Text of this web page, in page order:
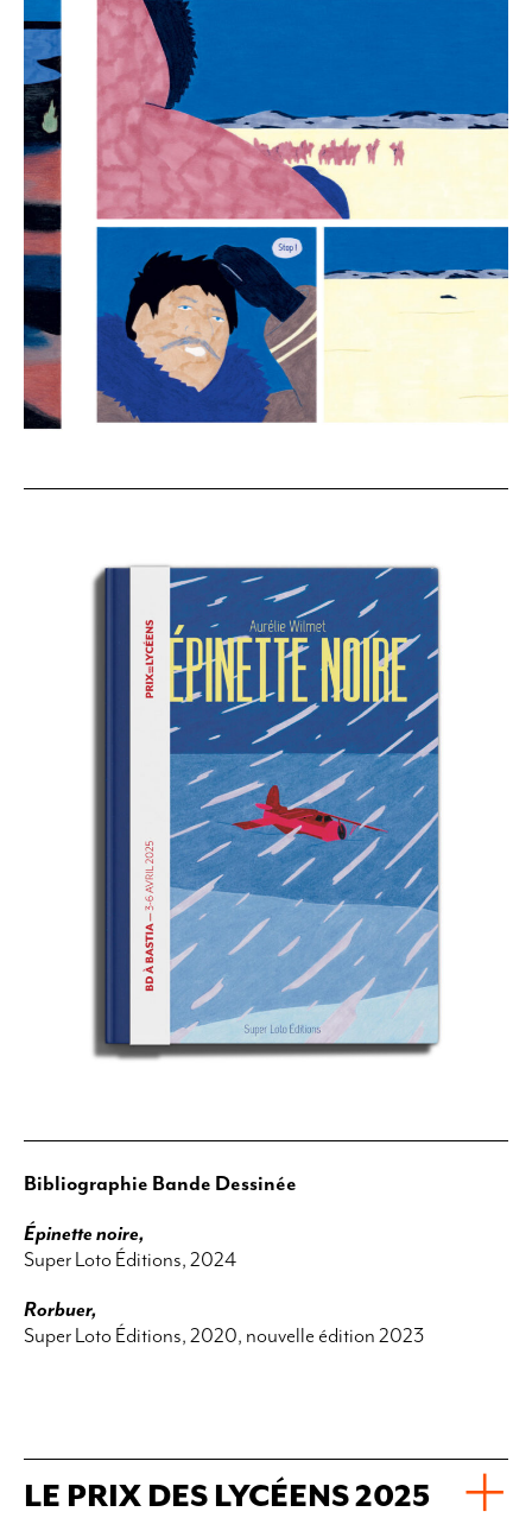
Bibliographie Bande Dessinée
Épinette noire,
Super Loto Éditions, 2024
Rorbuer,
Super Loto Éditions, 2020, nouvelle édition 2023
LE PRIX DES LYCÉENS 2025